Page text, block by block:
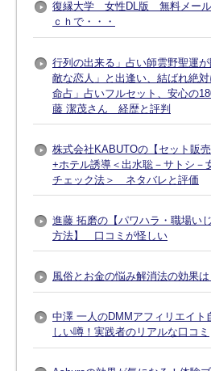
復縁大学 女性DL版 無料メール
ｃｈで・・・
行列の出来る」占い師雲野聖運
敵な恋人」と出逢い、結ばれ絶
命占」占いフルセット、安心の
藤 潔茂さん 経歴と評判
株式会社KABUTOの【セット販
+ホテル誘導＜出水聡－サトシ－
チェック法＞ ネタバレと評価
進藤 拓磨の【パワハラ・職場い
方法】 口コミが怪しい
風俗とお金の悩み解消法の効果
中澤 一人のDMMアフィリエイ
しい噂！実践者のリアルな口コミ